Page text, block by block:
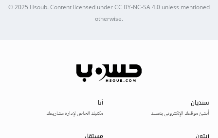
© 2025Hsoub.Content licensed underCC BY-NC-SA 4.0unless mentioned
otherwise.